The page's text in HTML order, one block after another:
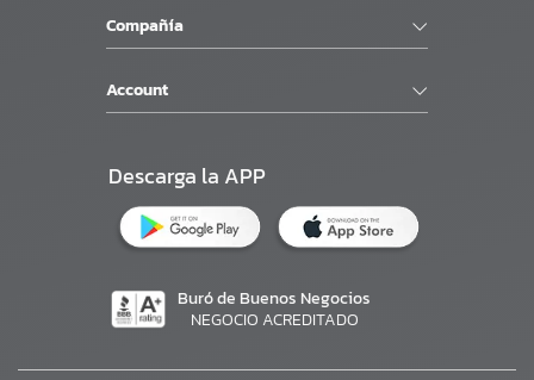
Compañía
Account
Descarga la APP
Buró de Buenos Negocios
NEGOCIO ACREDITADO